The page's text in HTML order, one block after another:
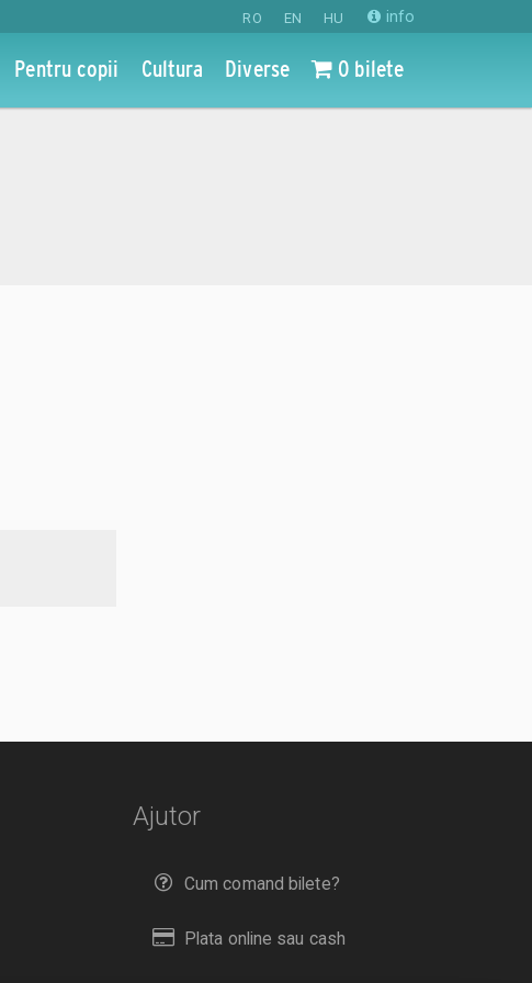
RO EN HU info
Pentru copii Cultura Diverse 0 bilete
Ajutor
Cum comand bilete?
Plata online sau cash